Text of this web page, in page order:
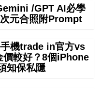
/GPT AI必學
元合照附Prompt
手機trade in官方vs
價較好？8個iPhone
知保私隱